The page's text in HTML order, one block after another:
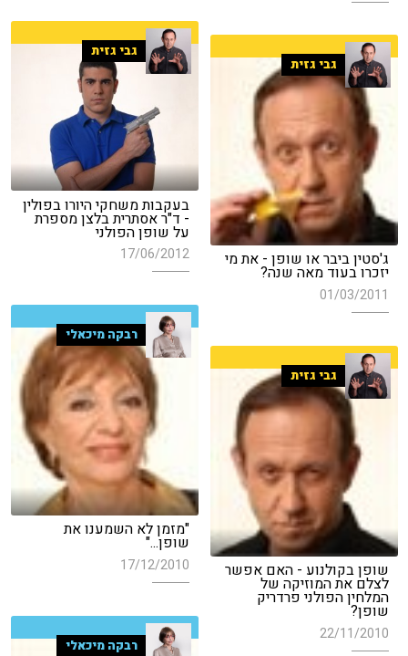
גבי גזית
בעקבות משחקי היורו בפולין
- ד"ר אסתרית בלצן מספרת
על שופן הפולני
17/06/2012
גבי גזית
ג'סטין ביבר או שופן - את מי
יזכרו בעוד מאה שנה?
01/03/2011
רבקה מיכאלי
"מזמן לא השמענו את
שופן..."
17/12/2010
גבי גזית
שופן בקולנוע - האם אפשר
לצלם את המוזיקה של
המלחין הפולני פרדריק
שופן?
22/11/2010
רבקה מיכאלי